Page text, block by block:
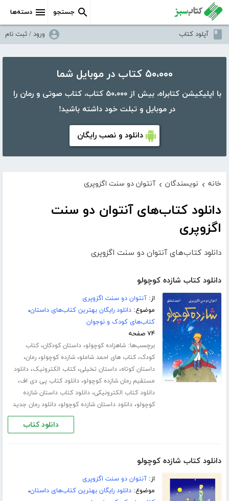
دسته‌ها جستجو
آپلود کتاب ورود / ثبت نام
۵۰،۰۰۰ کتاب در موبایل شما
با اپلیکیشن کتابراه، بیش از ۵۰،۰۰۰ کتاب، کتاب صوتی و رمان را
در موبایل و تبلت خود داشته باشید!
دانلود و نصب رایگان
خانه › نویسندگان › آنتوان دو سنت اگزوپری
دانلود کتاب‌های آنتوان دو سنت
اگزوپری
دانلود کتاب‌های آنتوان دو سنت اگزوپری
دانلود کتاب شازده کوچولو
از:آنتوان دو سنت اگزوپری
موضوع:دانلود رایگان بهترین کتاب‌های داستان،
کتاب‌های کودک و نوجوان
۷۴ صفحه
برچسب‌ها:شاهزاده کوچولو،داستان کودکان،کتاب
کودک،کتاب های احمد شاملو،شازده کوچولو،رمان،
داستان کوتاه،داستان تخیلی،کتاب الکترونیک،دانلود
مستقیم رمان شازده کوچولو،دانلود کتاب پی دی اف،
دانلود کتاب الکترونیکی،دانلود کتاب داستان شازده
کوچولو،دانلود داستان شازده کوچولو،دانلود رمان جدید
دانلود کتاب
دانلود کتاب شازده کوچولو
از:آنتوان دو سنت اگزوپری
موضوع:دانلود رایگان بهترین کتاب‌های داستان،